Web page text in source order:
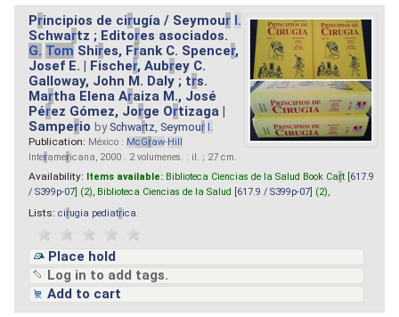
Principios de cirugía / Seymour I.
Schwartz ; Editores asociados.
G. Tom Shires, Frank C. Spencer,
Josef E. | Fischer, Aubrey C.
Galloway, John M. Daly ; trs.
Martha Elena Araiza M., José
Pérez Gómez, Jorge Ortizaga |
Samperio by Schwartz, Seymour I.
Publication: México : McGraw-Hill
Interamericana, 2000 . 2 volumenes. : il. ; 27 cm.
Availability: Items available: Biblioteca Ciencias de la Salud Book Cart [ 617.9
/ S399p-07 ] (2), Biblioteca Ciencias de la Salud [ 617.9 / S399p-07 ] (2),
Lists: cirugia pediatrica
Place hold
Log in to add tags.
Add to cart